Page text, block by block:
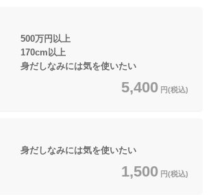
500万円以上
170cm以上
だしなみには気を使いたい
5,400 円(税込)
だしなみには気を使いたい
1,500 円(税込)